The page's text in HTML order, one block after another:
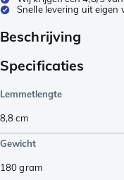
Snelle levering uit eigen
Beschrijving
Specificaties
Lemmetlengte
8,8cm
Gewicht
180gram